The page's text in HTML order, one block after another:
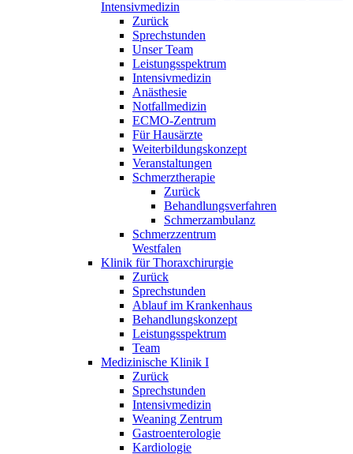
Intensivmedizin
Zurück
Sprechstunden
Unser Team
Leistungsspektrum
Intensivmedizin
Anästhesie
Notfallmedizin
ECMO-Zentrum
Für Hausärzte
Weiterbildungskonzept
Veranstaltungen
Schmerztherapie
Zurück
Behandlungsverfahren
Schmerzambulanz
Schmerzzentrum
Westfalen
Klinik für Thoraxchirurgie
Zurück
Sprechstunden
Ablauf im Krankenhaus
Behandlungskonzept
Leistungsspektrum
Team
Medizinische Klinik I
Zurück
Sprechstunden
Intensivmedizin
Weaning Zentrum
Gastroenterologie
Kardiologie